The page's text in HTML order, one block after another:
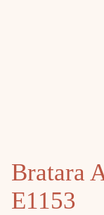
Bratara
E1153